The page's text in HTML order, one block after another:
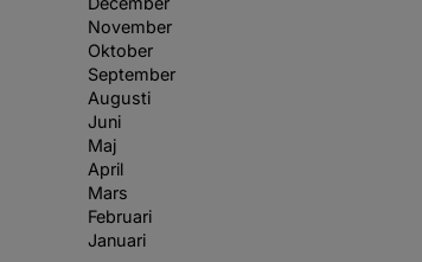
November
Oktober
September
Augusti
Juni
Maj
April
Mars
Februari
Januari